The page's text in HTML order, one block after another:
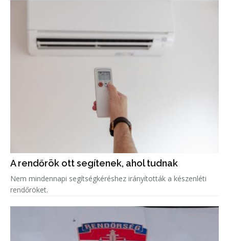
A rendőrök ott segítenek, ahol tudnak
Nem mindennapi segítségkéréshez irányították a készenléti
rendőröket.